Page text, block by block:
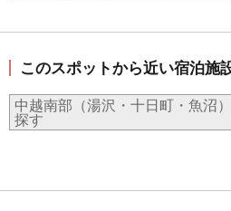
このスポットから近い宿泊施
中越南部（湯沢・十日町・魚沼
探す